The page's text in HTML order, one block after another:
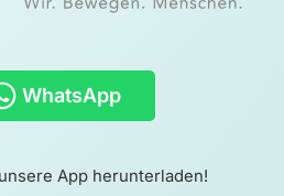
WhatsApp
App herunterladen!